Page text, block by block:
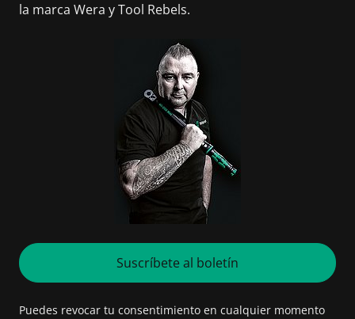
la marca Wera y Tool Rebels.
Suscríbete al boletín
Puedes revocar tu consentimiento en cualquier momento